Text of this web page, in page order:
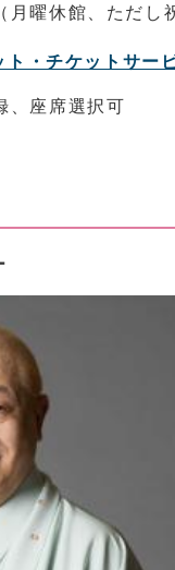
月曜休館、ただし
ト・チケットサー
、座席選択可